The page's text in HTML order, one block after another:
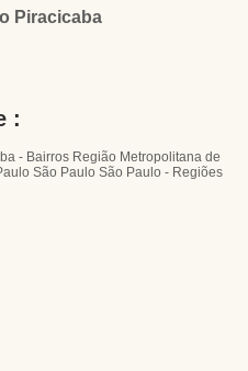
Piracicaba
:
- Bairros Região Metropolitana de
São PauloSão Paulo - Regiões